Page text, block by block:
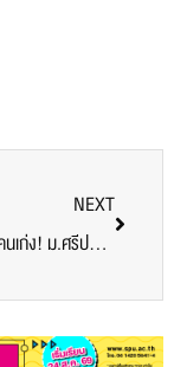
NEXT
เชิดชูเกียรติคนเก่ง! ม.ศรีปทุม มอบ 8 รางวัลบุคลากรดีเด่น ประจำปีการศึกษา 2565